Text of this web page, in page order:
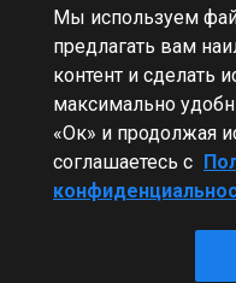
ПЕРЕЙТИ К СПИСКУ ТЕМ
Фидбек
Мы используем
предлагать вам
контент и сделать
максимально
«Ок» и продолжая
соглашаетесь с